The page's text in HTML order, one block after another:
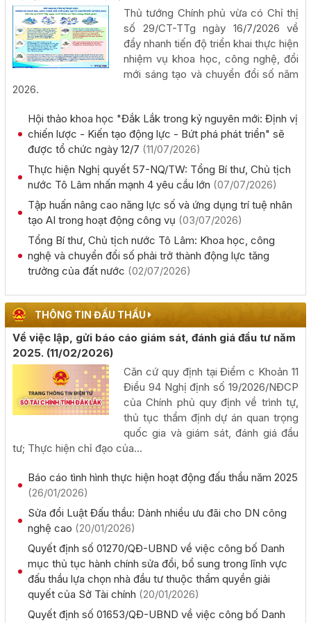
xuất khẩu và chế biến lâm sản - Thành Châu Đắk Lắk
(27/07/2026, 00:00)
Đắk Lắk họp báo công bố 17 hoạt động đặc sắc của Lễ
hội Sầu riêng năm 2026
Tập huấn diễn tập khu vực phòng thủ kết hợp phòng
thủ dân sự tỉnh Đắk Lắk
(05/08/2026, 00:00)
Thực hiện quyết liệt các nhiệm vụ phát triển kinh tế - xã
(05/08/2026, 00:00)
Phấn đấu khai thác đồng bộ toàn tuyến cao tốc Khánh
Hòa - Buôn Ma Thuột trong năm 2026
(05/08/2026, 00:00)
Công khai kết quả giải ngân vốn đầu tư công đến hết
(04/08/2026, 00:00)
Chủ tịch UBND tỉnh Đỗ Hữu Huy: Quyết liệt đẩy nhanh
tiến độ giải ngân đầu tư công theo nguyên tắc "6 rõ
(04/08/2026, 00:00)
Rà soát công tác chuẩn bị diễn tập khu vực phòng thủ
kết hợp diễn tập phòng thủ dân sự tỉnh năm 2026
(02/08/2026, 00:00)
Khai mạc Hội nghị Ngoại giao lần thứ 33
Thủ tướng Chính phủ vừa có Chỉ thị
số 29/CT-TTg ngày 16/7/2026 về
đẩy nhanh tiến độ triển khai thực hiện
nhiệm vụ khoa học, công nghệ, đổi
mới sáng tạo và chuyển đổi số năm
2026.
Hội thảo khoa học "Đắk Lắk trong kỷ nguyên mới: Định vị
chiến lược - Kiến tạo động lực - Bứt phá phát triển" sẽ
được tổ chức ngày 12/7 (11/07/2026)
Thực hiện Nghị quyết 57-NQ/TW: Tổng Bí thư, Chủ tịch
nước Tô Lâm nhấn mạnh 4 yêu cầu lớn (07/07/2026)
Tập huấn nâng cao năng lực số và ứng dụng trí tuệ nhân
tạo AI trong hoạt động công vụ (03/07/2026)
Tổng Bí thư, Chủ tịch nước Tô Lâm: Khoa học, công
nghệ và chuyển đổi số phải trở thành động lực tăng
trưởng của đất nước (02/07/2026)
THÔNG TIN ĐẤU THẦU
Về việc lập, gửi báo cáo giám sát, đánh giá đầu tư năm
2025. (11/02/2026)
Căn cứ quy định tại Điểm c Khoản 11
Điều 94 Nghị định số 19/2026/NĐCP
của Chính phủ quy định về trình tự,
thủ tục thẩm định dự án quan trọng
quốc gia và giám sát, đánh giá đầu
tư; Thực hiện chỉ đạo của...
Báo cáo tình hình thực hiện hoạt động đấu thầu năm 2025
(26/01/2026)
Sửa đổi Luật Đấu thầu: Dành nhiều ưu đãi cho DN công
nghệ cao (20/01/2026)
Quyết định số 01270/QĐ-UBND về việc công bố Danh
mục thủ tục hành chính sửa đổi, bổ sung trong lĩnh vực
đấu thầu lựa chọn nhà đầu tư thuộc thẩm quyền giải
quyết của Sở Tài chính (20/01/2026)
Quyết định số 01653/QĐ-UBND về việc công bố Danh